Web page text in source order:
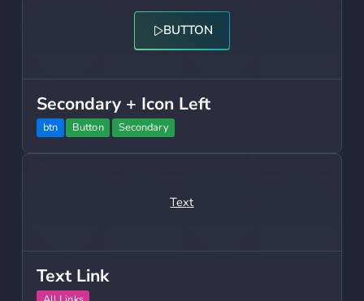
BUTTON
Secondary + Icon Left
btn Button Secondary
Text
Text Link